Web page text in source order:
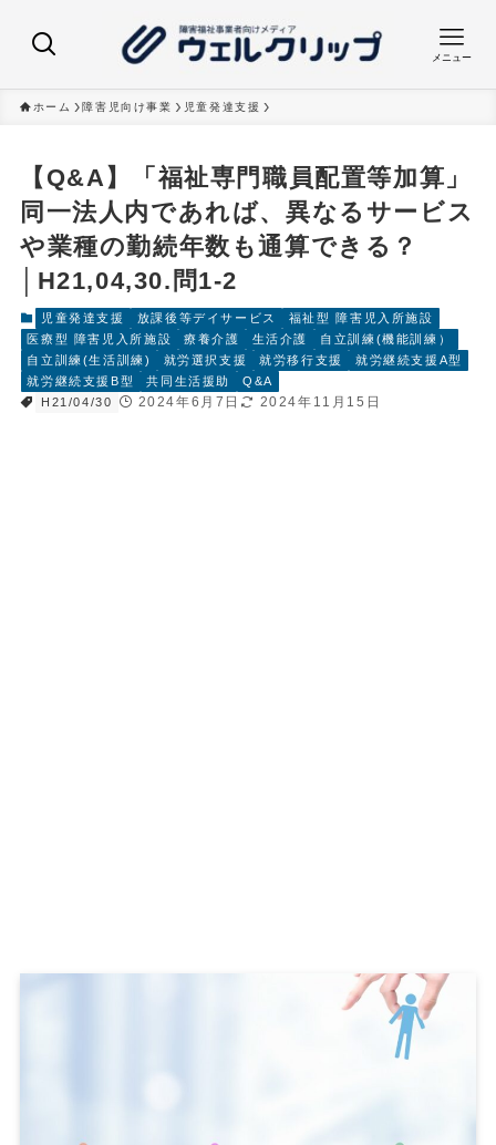
メニュー
ホーム 障害児向け事業 児童発達支援
【Q&A】「福祉専門職員配置等加算」
同一法人内であれば、異なるサービス
や業種の勤続年数も通算できる？
│H21,04,30.問1-2
児童発達支援 放課後等デイサービス
福祉型 障害児入所施設
医療型 障害児入所施設
療養介護 生活介護
自立訓練(機能訓練）
自立訓練(生活訓練)
就労選択支援 就労移行支援
就労継続支援A型
就労継続支援B型
共同生活援助
Q&A
H21/04/30
2024年6月7日 2024年11月15日